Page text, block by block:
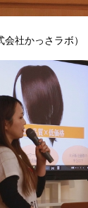
社かっさラボ）